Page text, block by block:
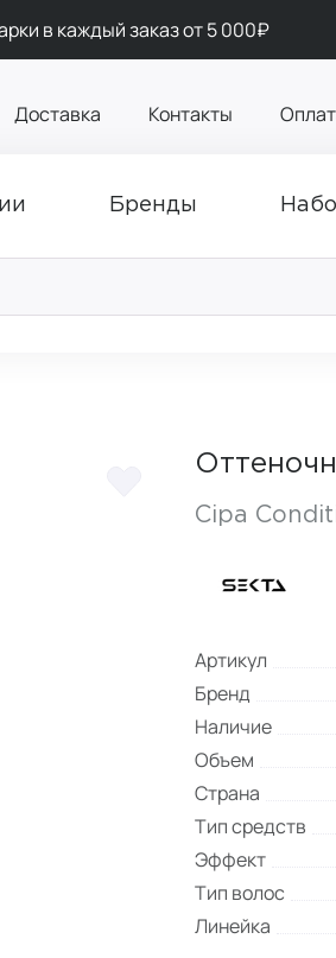
в каждый заказ от 5 000₽
Доставка Контакты
Бренды
Cipa
Артикул
Бренд
Наличие
Объем
Страна
Тип средств
Эффект
Тип волос
Линейка